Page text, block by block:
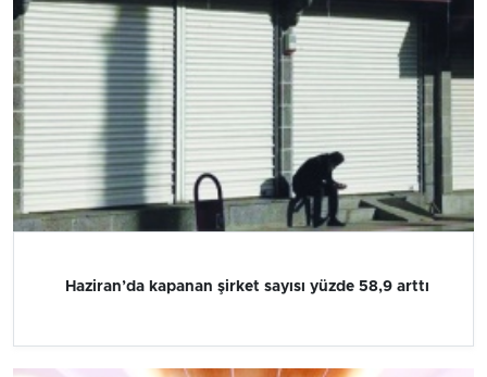
Haziran’da kapanan şirket sayısı yüzde 58,9 arttı